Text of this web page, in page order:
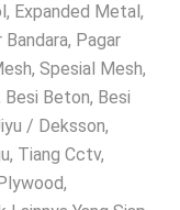
Expanded Metal,
Pagar
Spesial Mesh,
Besi Beton, Besi
/ Deksson,
Tiang Cctv,